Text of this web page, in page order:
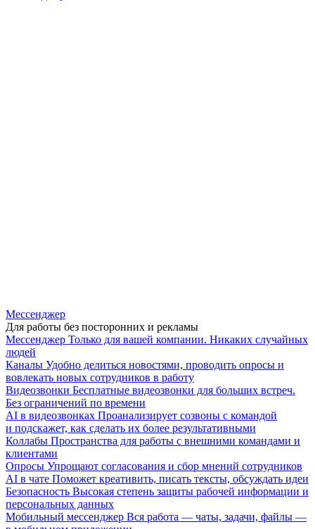
Мессенджер
Для работы без посторонних и рекламы
Мессенджер Только для вашей компании. Никаких случайных
людей
Каналы Удобно делиться новостями, проводить опросы и
вовлекать новых сотрудников в работу
Видеозвонки Бесплатные видеозвонки для больших встреч.
Без ограничений по времени
AI в видеозвонках Проанализирует созвоны с командой
и подскажет, как сделать их более результативными
Коллабы Пространства для работы с внешними командами и
клиентами
Опросы Упрощают согласования и сбор мнений сотрудников
AI в чате Поможет креативить, писать тексты, обсуждать идеи
Безопасность Высокая степень защиты рабочей информации и
персональных данных
Мобильный мессенджер Вся работа — чаты, задачи, файлы —